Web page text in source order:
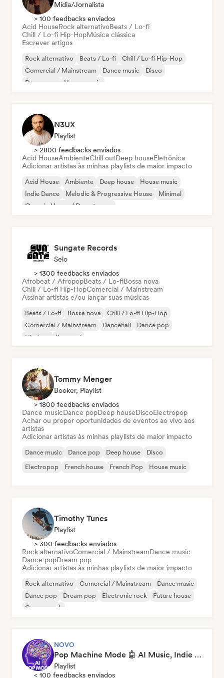
Mídia/Jornalista
> 100 feedbacks enviados
Acid HouseRock alternativoBeats / Lo-fi
Chill / Lo-fi Hip-HopMúsica clássica
Escrever artigos
Rock alternativo Beats / Lo-fi
Chill / Lo-fi Hip-Hop
Comercial / Mainstream
Dance music
Disco
Dream pop
House music
N3UX
Playlist
> 2800 feedbacks enviados
Acid HouseAmbienteChill outDeep houseEletrônica
Adicionar artistas às minhas playlists de maior impacto
Acid House Ambiente Deep house
House music
Indie Dance
Melodic & Progressive House
Minimal
Organic House / Downtempo
Sungate Records
Selo
> 1300 feedbacks enviados
Afrobeat / AfropopBeats / Lo-fiBossa nova
Chill / Lo-fi Hip-HopComercial / Mainstream
Assinar artistas e/ou lançar suas músicas
Beats / Lo-fi Bossa nova
Chill / Lo-fi Hip-Hop
Comercial / Mainstream
Dancehall
Dance pop
Hip-hop
Pop soul
Tommy Menger
Booker, Playlist
> 1800 feedbacks enviados
Dance musicDance popDeep houseDiscoElectropop
Achar ou propor oportunidades de eventos ao vivo aos
artistas
Adicionar artistas às minhas playlists de maior impacto
Dance music Dance pop Deep house
Disco
Electropop
French house French Pop House music
Timothy Tunes
Playlist
> 300 feedbacks enviados
Rock alternativoComercial / MainstreamDance music
Dance popDream pop
Adicionar artistas às minhas playlists de maior impacto
Rock alternativo Comercial / Mainstream
Dance music
Dance pop
Dream pop Electronic rock
Future house
Garage rock
NOVO
Pop Machine Mode 🤖 AI Music, Indie Pop & Dream Pop
Playlist
< 100 feedbacks enviados